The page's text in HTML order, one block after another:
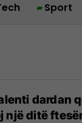
Sport
dardan
një ditë